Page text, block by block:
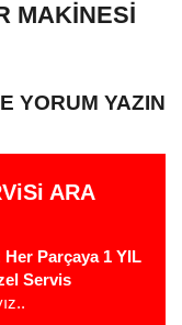
MAKINESI
YORUM YAZIN
ARA
Her Parçaya 1 YIL
Servis